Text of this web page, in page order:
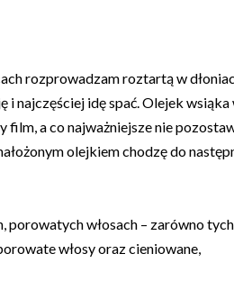
rozprowadzam roztartą w
i najczęściej idę spać. Olejek wsiąka
film, a co najważniejsze nie
olejkiem chodzę do
włosach – zarówno tych
włosy oraz cieniowane,